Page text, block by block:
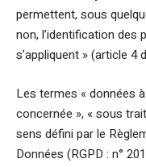
permettent, sous
non, l’identification des
s’appliquent » (article 4
Les termes « données
concernée », « sous
sens défini par le
Données (RGPD : n°